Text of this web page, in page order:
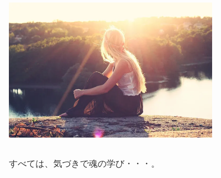
すべては、気づきで魂の学び・・・。